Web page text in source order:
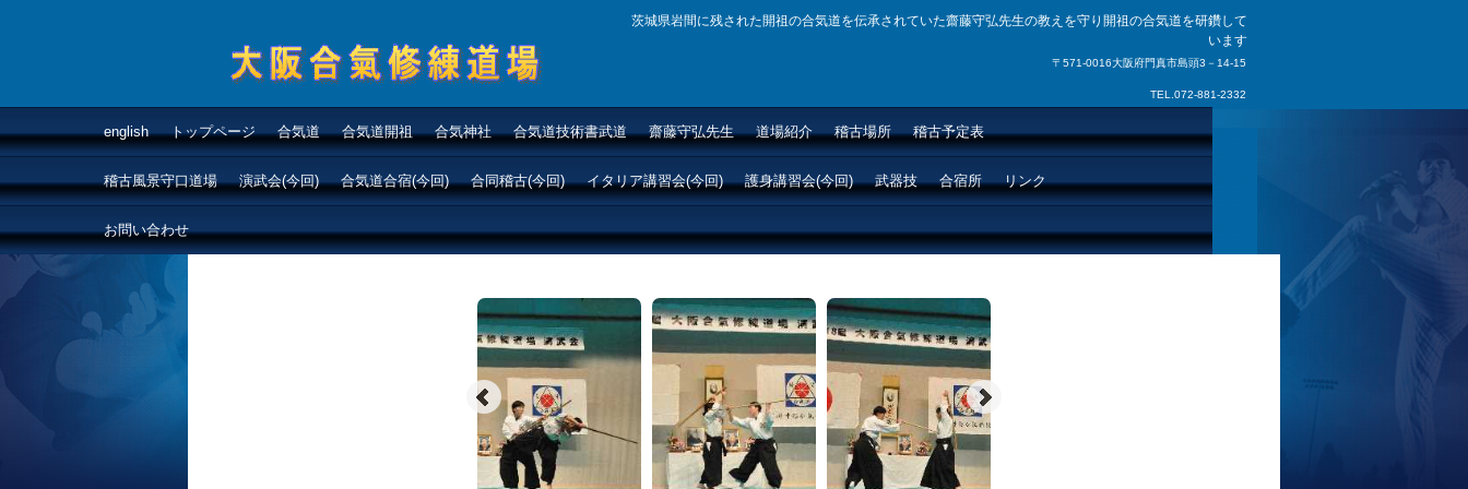
合気道大阪合氣修練道場|
大阪・兵庫で開祖の合気
道を研鑽
茨城県岩間に残された開祖の合気道を伝承されていた齋藤守弘先生の教えを守り開祖の合気道を研鑽して
います
〒571-0016大阪府門真市島頭3－14-15
TEL.072-881-2332
english トップページ 合気道 合気道開祖 合気神社 合気道技術書武道 齋藤守弘先生 道場紹介 稽古場所 稽古予定表
稽古風景守口道場 演武会(今回) 合気道合宿(今回) 合同稽古(今回) イタリア講習会(今回) 護身講習会(今回) 武器技 合宿所 リンク
お問い合わせ